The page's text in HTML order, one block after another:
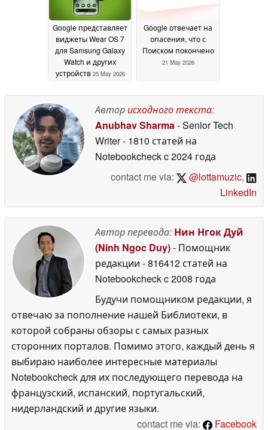
Google представляет
виджеты Wear OS 7
для Samsung Galaxy
Watch и других
устройств 25 May 2026
Google отвечает на
опасения, что с
Поиском покончено
21 May 2026
Авторисходного текста:
Anubhav Sharma- Senior Tech
Writer- 1810 статей на
Notebookcheckc 2024 года
contact me via:
@lottamuzic,
LinkedIn
Автор перевода: Нин Нгок Дуй
(Ninh Ngoc Duy)- Помощник
редакции - 816412 статей на
Notebookcheckc 2008 года
Будучи помощником редакции, я
отвечаю за пополнение нашей Библиотеки, в
которой собраны обзоры с самых разных
сторонних порталов. Помимо этого, каждый день я
выбираю наиболее интересные материалы
Notebookcheck для их последующего перевода на
французский, испанский, португальский,
нидерландский и другие языки.
contact me via:
Facebook